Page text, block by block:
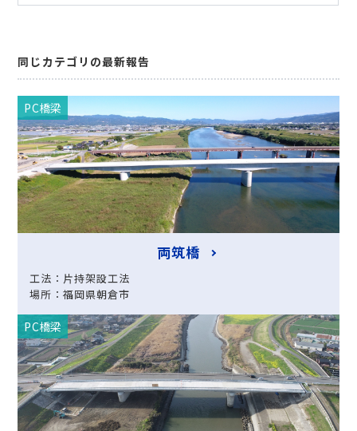
同じカテゴリの最新報告
PC橋梁
両筑橋
工法：片持架設工法
場所：福岡県朝倉市
PC橋梁